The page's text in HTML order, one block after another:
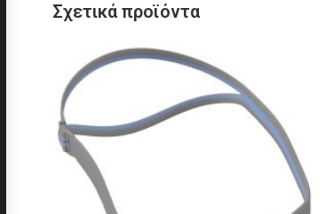
Σχετικά προϊόντα